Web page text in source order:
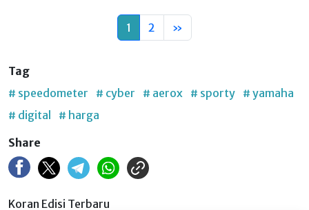
1 2 »
Tag
# speedometer
# cyber # aerox # sporty # yamaha
# digital
# harga
Share
Koran Edisi Terbaru